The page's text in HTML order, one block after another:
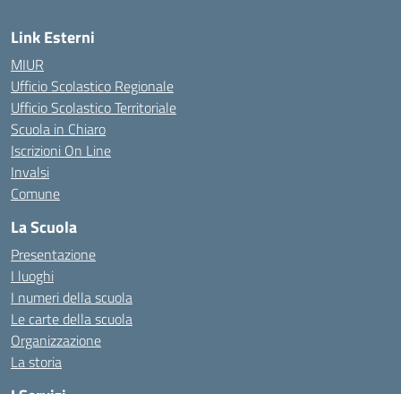
Link Esterni
MIUR
Ufficio Scolastico Regionale
Ufficio Scolastico Territoriale
Scuola in Chiaro
Iscrizioni On Line
Invalsi
Comune
La Scuola
Presentazione
I luoghi
I numeri della scuola
Le carte della scuola
Organizzazione
La storia